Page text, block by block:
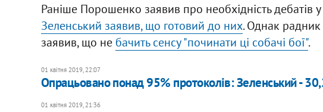
Раніше Порошенко заявив про необхідність дебатів
Зеленський заявив, що готовий до них. Однак
заявив, що не бачить сенсу "починати ці собачі бої".
01 квітня 2019, 22:07
Опрацьовано понад 95% протоколів: Зеленський -
01 квітня 2019, 21:36